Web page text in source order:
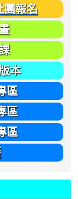
團報名
畫
課
本
區
區
區